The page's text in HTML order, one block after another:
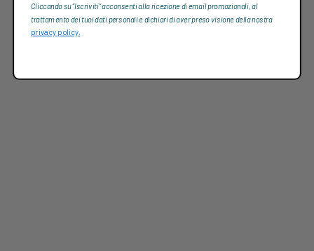
Cliccando su “Iscriviti“ acconsenti alla ricezione di email promozionali, al
trattamento dei tuoi dati personali e dichiari di aver preso visione della nostra
privacy policy.